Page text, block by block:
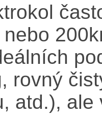
rovný
atd.),